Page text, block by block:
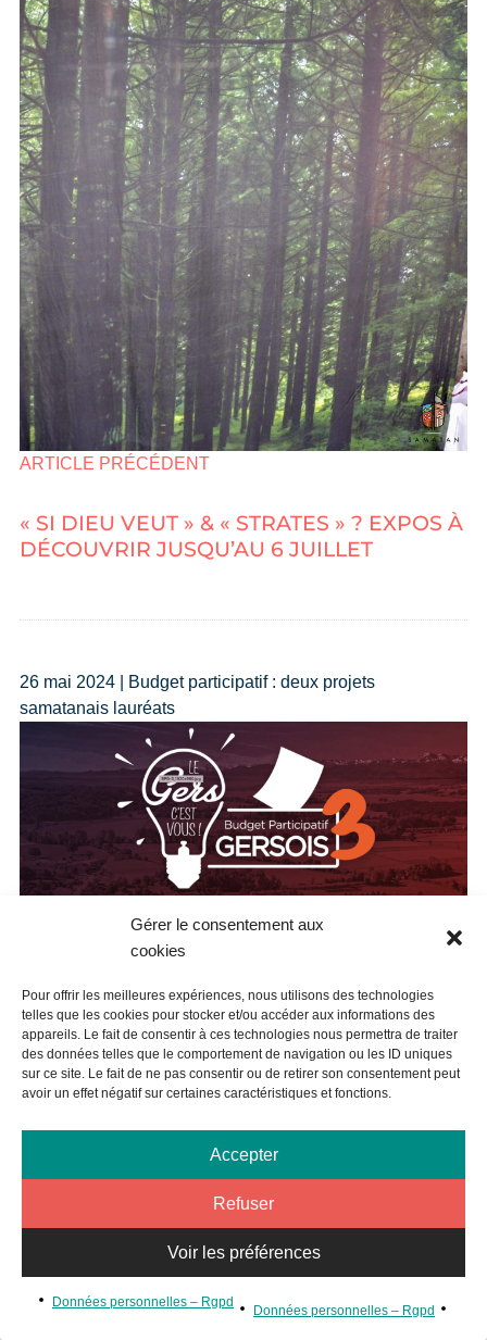
Gérer le consentement aux
cookies
Pour offrir les meilleures expériences, nous utilisons des technologies
telles que les cookies pour stocker et/ou accéder aux informations des
appareils. Le fait de consentir à ces technologies nous permettra de traiter
des données telles que le comportement de navigation ou les ID uniques
sur ce site. Le fait de ne pas consentir ou de retirer son consentement peut
avoir un effet négatif sur certaines caractéristiques et fonctions.
Accepter
Refuser
Voir les préférences
Données personnelles – Rgpd
Données personnelles – Rgpd
ARTICLE PRÉCÉDENT
« SI DIEU VEUT » & « STRATES » ? EXPOS À
DÉCOUVRIR JUSQU’AU 6 JUILLET
26 mai 2024 | Budget participatif : deux projets
samatanais lauréats
BUDGET PARTICIPATIF : DEUX PROJETS
SAMATANAIS LAURÉATS
Surles quatre projets samatanais concourant pour la 3
édition du budget participatif départemental,on dénombre
deux vainqueurs :
« Sauvons nos hirondelles en installant des nids »,
porté par la Ligue de protection des oiseaux et la
Communauté de communes du Savès.
prochainement sur ce sujet.
Gascons », porté par Esprit gascon.